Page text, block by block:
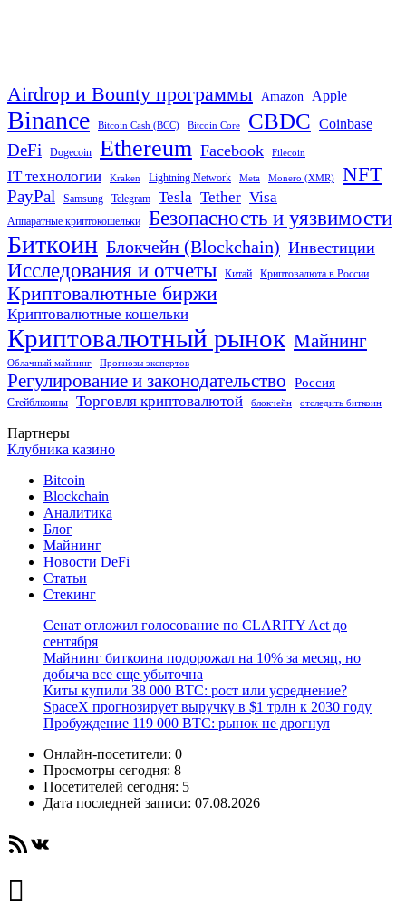
Airdrop и Bounty программы Amazon Apple
Binance Bitcoin Cash (BCC) Bitcoin Core CBDC Coinbase
DeFi Dogecoin Ethereum Facebook Filecoin
IT технологии Kraken Lightning Network Meta Monero (XMR) NFT
PayPal Samsung Telegram Tesla Tether Visa
Аппаратные криптокошельки Безопасность и уязвимости
Биткоин Блокчейн (Blockchain) Инвестиции
Исследования и отчеты Китай Криптовалюта в России
Криптовалютные биржи
Криптовалютные кошельки
Криптовалютный рынок Майнинг
Облачный майнинг Прогнозы экспертов
Регулирование и законодательство Россия
Стейблкоины Торговля криптовалютой блокчейн отследить биткоин
Партнеры
Клубника казино
Bitcoin
Blockchain
Аналитика
Блог
Майнинг
Новости DeFi
Статьи
Стекинг
Сенат отложил голосование по CLARITY Act до
сентября
Майнинг биткоина подорожал на 10% за месяц, но
добыча все еще убыточна
Киты купили 38 000 BTC: рост или усреднение?
SpaceX прогнозирует выручку в $1 трлн к 2030 году
Пробуждение 119 000 BTC: рынок не дрогнул
Онлайн-посетители: 0
Просмотры сегодня: 8
Посетителей сегодня: 5
Дата последней записи: 07.08.2026
RSS-лентаВКонтакте